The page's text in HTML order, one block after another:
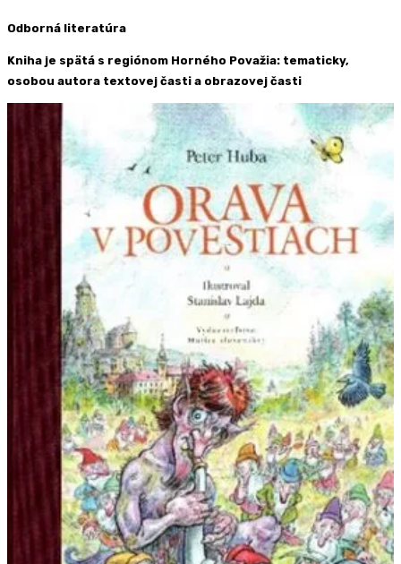
Odborná literatúra
Kniha je spätá s regiónom Horného Považia: tematicky,
osobou autora textovej časti a obrazovej časti